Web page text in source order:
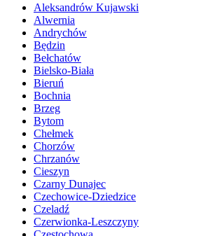
Aleksandrów Kujawski
Alwernia
Andrychów
Będzin
Bełchatów
Bielsko-Biała
Bieruń
Bochnia
Brzeg
Bytom
Chełmek
Chorzów
Chrzanów
Cieszyn
Czarny Dunajec
Czechowice-Dziedzice
Czeladź
Czerwionka-Leszczyny